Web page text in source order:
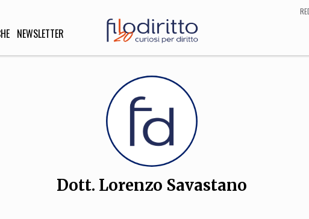
NEWSLETTER
DIRITTO
INNOVAZIONE
Dott. Lorenzo Savastano